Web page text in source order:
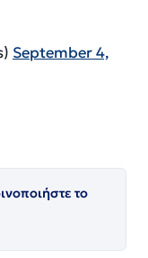
September 4,
το